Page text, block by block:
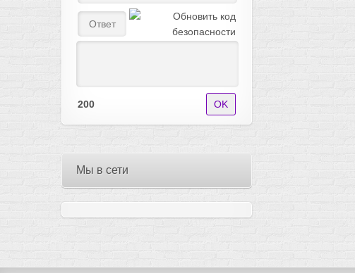
200
Мы в сети